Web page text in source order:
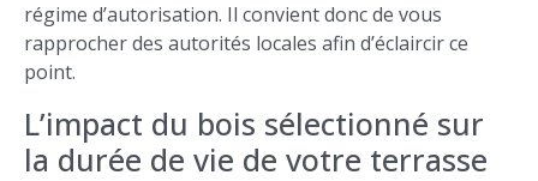
régime d’autorisation. Il convient donc de vous
rapprocher des autorités locales afin d’éclaircir ce
point.
L’impact du bois sélectionné sur
la durée de vie de votre terrasse